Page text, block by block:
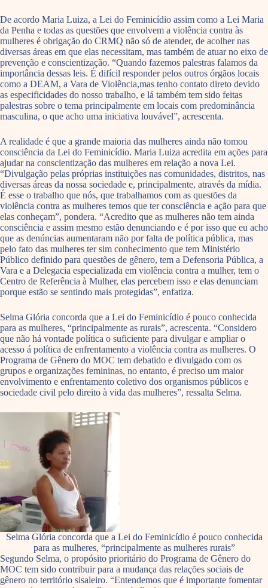
De acordo Maria Luiza, a Lei do Feminicídio assim como a Lei Maria
da Penha e todas as questões que envolvem a violência contra às
mulheres é obrigação do CRMQ não só de atender, de acolher nas
diversas áreas em que elas necessitam, mas também de atuar no eixo de
prevenção e conscientização. “Quando fazemos palestras falamos da
importância dessas leis. É difícil responder pelos outros órgãos locais
como a DEAM, a Vara de Violência,mas tenho contato direto devido
as especificidades do nosso trabalho, e lá também tem sido feitas
palestras sobre o tema principalmente em locais com predominância
masculina, o que acho uma iniciativa louvável”, acrescenta.
A realidade é que a grande maioria das mulheres ainda não tomou
consciência da Lei do Feminicídio. Maria Luiza acredita em ações para
ajudar na conscientização das mulheres em relação a nova Lei.
“Divulgação pelas próprias instituições nas comunidades, distritos, nas
diversas áreas da nossa sociedade e, principalmente, através da mídia.
É esse o trabalho que nós, que trabalhamos com as questões da
violência contra as mulheres temos que ter consciência e ação para que
elas conheçam”, pondera. “Acredito que as mulheres não tem ainda
consciência e assim mesmo estão denunciando e é por isso que eu acho
que as denúncias aumentaram não por falta de política pública, mas
pelo fato das mulheres ter sim conhecimento que tem Ministério
Público definido para questões de gênero, tem a Defensoria Pública, a
Vara e a Delegacia especializada em violência contra a mulher, tem o
Centro de Referência à Mulher, elas percebem isso e elas denunciam
porque estão se sentindo mais protegidas”, enfatiza.
Selma Glória concorda que a Lei do Feminicídio é pouco conhecida
para as mulheres, “principalmente as rurais”, acrescenta. “Considero
que não há vontade política o suficiente para divulgar e ampliar o
acesso á política de enfrentamento a violência contra as mulheres. O
Programa de Gênero do MOC tem debatido e divulgado com os
grupos e organizações femininas, no entanto, é preciso um maior
envolvimento e enfrentamento coletivo dos organismos públicos e
sociedade civil pelo direito à vida das mulheres”, ressalta Selma.
Selma Glória concorda que a Lei do Feminicídio é pouco conhecida
para as mulheres, “principalmente as mulheres rurais”
Segundo Selma, o propósito prioritário do Programa de Gênero do
MOC tem sido contribuir para a mudança das relações sociais de
gênero no território sisaleiro. “Entendemos que é importante fomentar